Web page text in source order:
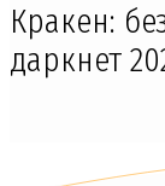
Кракен:
даркнет